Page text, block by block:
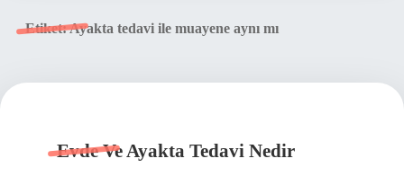
Etiket:Ayakta tedavi ile muayene aynı mı
Evde Ve Ayakta Tedavi Nedir